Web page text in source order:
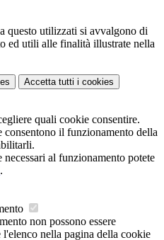
questo utilizzati si avvalgono di
ed utili alle finalità illustrate nella
Accetta tutti i cookies
quali cookie consentire.
consentono il funzionamento della
al funzionamento potete
.
non possono essere
nella pagina della cookie